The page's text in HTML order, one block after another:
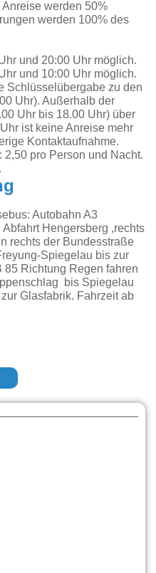
werden 50%
werden 100% des
und 20:00 Uhr möglich.
und 10:00 Uhr möglich.
Schlüsselübergabe zu den
Uhr). Außerhalb der
Uhr bis 18.00 Uhr) über
ist keine Anreise mehr
Kontaktaufnahme.
pro Person und Nacht.
Autobahn A3
Hengersberg ,rechts
rechts der Bundesstraße
Spiegelau bis zur
85 Richtung Regen fahren
bis Spiegelau
Glasfabrik. Fahrzeit ab